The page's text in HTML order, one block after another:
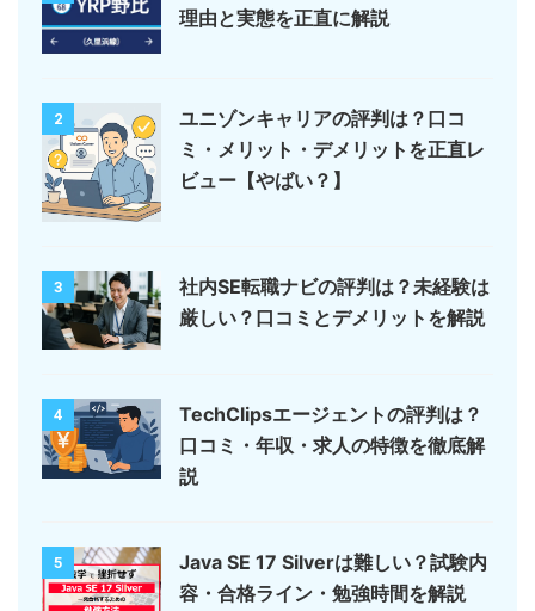
理由と実態を正直に解説
2
ユニゾンキャリアの評判は？口コ
ミ・メリット・デメリットを正直レ
ビュー【やばい？】
3
社内SE転職ナビの評判は？未経験は
厳しい？口コミとデメリットを解説
4
TechClipsエージェントの評判は？
口コミ・年収・求人の特徴を徹底解
説
5
Java SE 17 Silverは難しい？試験内
容・合格ライン・勉強時間を解説